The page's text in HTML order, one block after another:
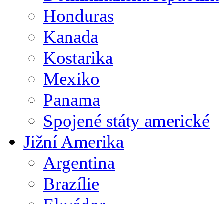
Honduras
Kanada
Kostarika
Mexiko
Panama
Spojené státy americké
Jižní Amerika
Argentina
Brazílie